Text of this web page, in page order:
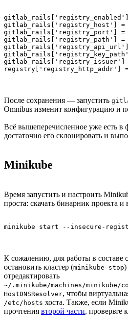
gitlab_rails['registry_host'] =
gitlab_rails['registry_port'] =
gitlab_rails['registry_path']
gitlab_rails['registry_issuer']
registry['registry_http_addr']
После сохранения — запустить
Omnibus изменит конфигурацию и
Всё вышеперечисленное уже есть в
достаточно его склонировать и
Minikube
Время запустить и настроить
проста: скачать бинарник проекта и
minikube start --insecure-
К сожалению, для работы в составе
остановить кластер (minikube stop)
отредактировать
~/.minikube/machines/minikube/
HostDNSResolver, чтобы
/etc/hosts хоста. Также, если
прочтения второй части, проверьте